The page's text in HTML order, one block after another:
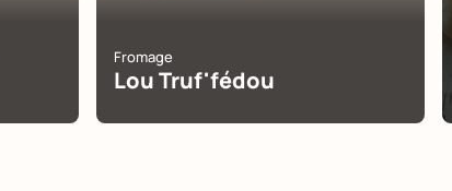
Fromage
Lou Truf'fédou